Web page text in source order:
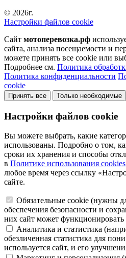
© 2026г.
Настройки файлов cookie
Сайт мотоперевозка.рф
сайта, анализа посещаемости и
можете принять все cookie или
Подробнее см. Политика
Политика конфиденциальности
cookie
Принять все Только необходимые
Настройки файлов cookie
Вы можете выбрать, какие
использованы. Подробно о том,
сроки их хранения и способы
в Политике использования cookies
любое время через ссылку
сайте.
Обязательные cookie (нужны
обеспечения безопасности и
них сайт может функционировать
Аналитика и статистика
обезличенная статистика для
используется сайт, и его